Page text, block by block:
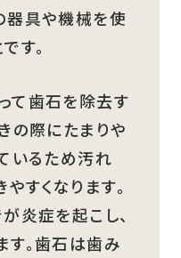
器具や機械を使
す。
て歯石を除去す
の際にたまりや
いるため汚れ
すくなります。
炎症を起こし、
。歯石は歯み